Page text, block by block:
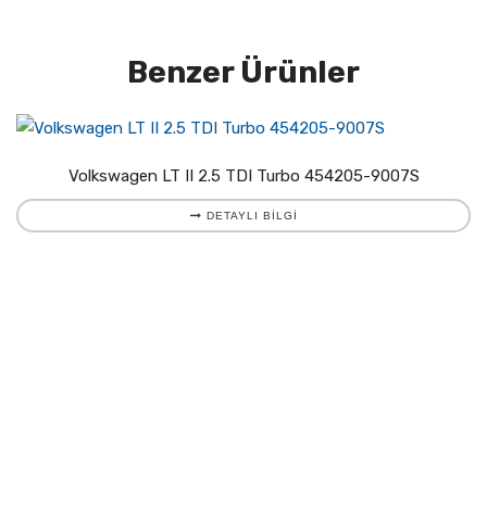
Benzer Ürünler
Volkswagen LT II 2.5 TDI Turbo 454205-9007S
DETAYLI BILGI